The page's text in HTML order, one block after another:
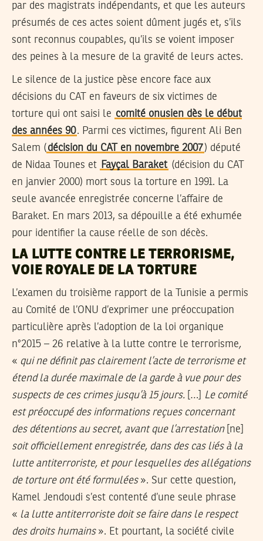
par des magistrats indépendants, et que les auteurs
présumés de ces actes soient dûment jugés et, s’ils
sont reconnus coupables, qu’ils se voient imposer
des peines à la mesure de la gravité de leurs actes.
Le silence de la justice pèse encore face aux
décisions du CAT en faveurs de six victimes de
torture qui ont saisi le comité onusien dès le début
des années 90. Parmi ces victimes, figurent Ali Ben
Salem ( décision du CAT en novembre 2007) député
de Nidaa Tounes et Fayçal Baraket (décision du CAT
en janvier 2000) mort sous la torture en 1991. La
seule avancée enregistrée concerne l’affaire de
Baraket. En mars 2013, sa dépouille a été exhumée
pour identifier la cause réelle de son décès.
LA LUTTE CONTRE LE TERRORISME,
VOIE ROYALE DE LA TORTURE
L’examen du troisième rapport de la Tunisie a permis
au Comité de l’ONU d’exprimer une préoccupation
particulière après l’adoption de la loi organique
n°2015 – 26 relative à la lutte contre le terrorisme,
« qui ne définit pas clairement l’acte de terrorisme et
étend la durée maximale de la garde à vue pour des
suspects de ces crimes jusqu’à 15 jours. […]
Le comité
est préoccupé des informations reçues concernant
des détentions au secret, avant que l’arrestation [ne]
soit officiellement enregistrée, dans des cas liés à la
lutte antiterroriste, et pour lesquelles des allégations
de torture ont été formulées». Sur cette question,
Kamel Jendoudi s’est contenté d’une seule phrase
« la lutte antiterroriste doit se faire dans le respect
des droits humains». Et pourtant, la société civile